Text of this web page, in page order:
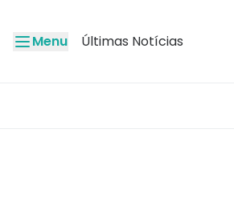
Menu Últimas Notícias